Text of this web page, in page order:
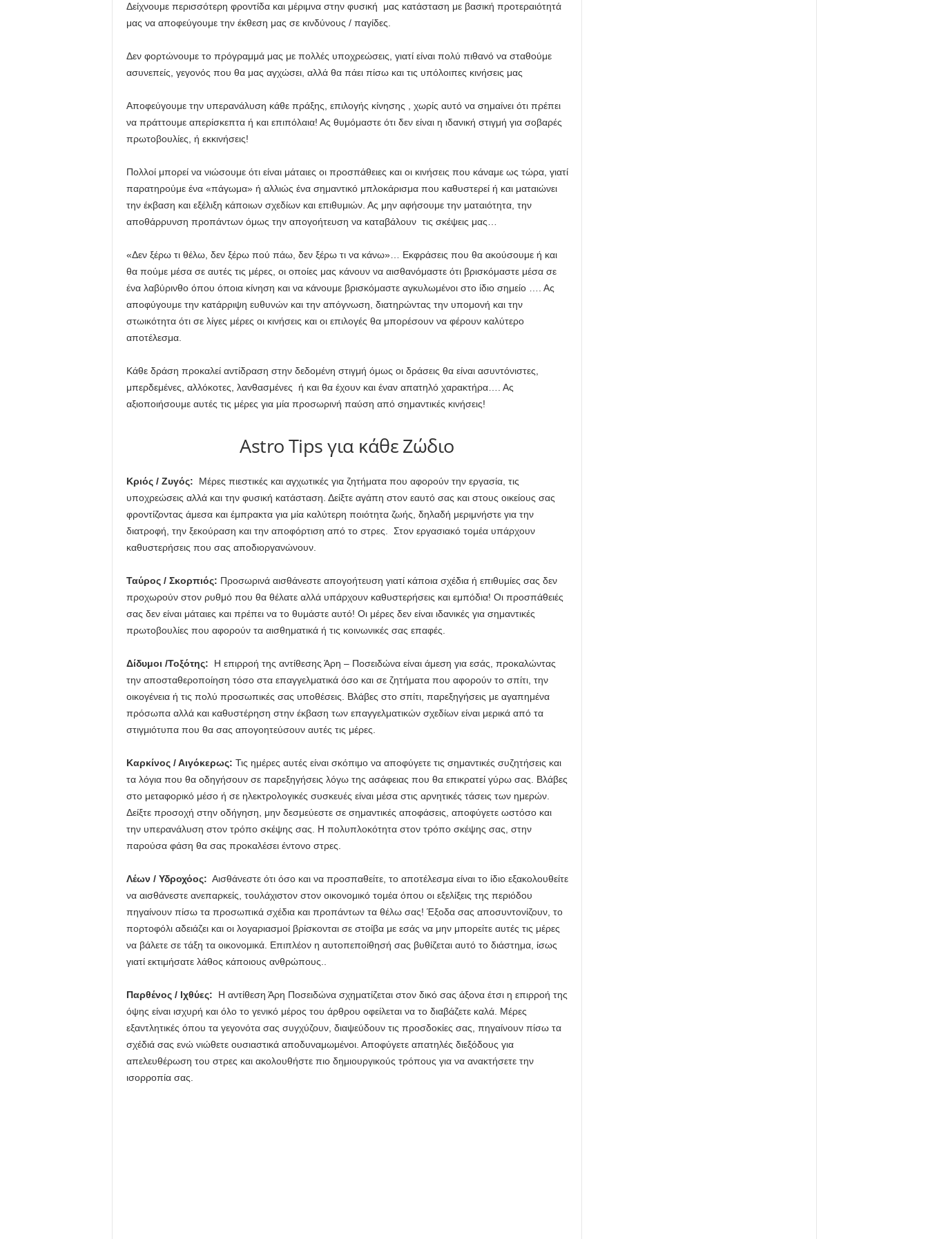
Δείχνουμε περισσότερη φροντίδα και μέριμνα στην φυσική μας κατάσταση με βασική προτεραιότητά
μας να αποφεύγουμε την έκθεση μας σε κινδύνους / παγίδες.
Δεν φορτώνουμε το πρόγραμμά μας με πολλές υποχρεώσεις, γιατί είναι πολύ πιθανό να σταθούμε
ασυνεπείς, γεγονός που θα μας αγχώσει, αλλά θα πάει πίσω και τις υπόλοιπες κινήσεις μας
Αποφεύγουμε την υπερανάλυση κάθε πράξης, επιλογής κίνησης , χωρίς αυτό να σημαίνει ότι πρέπει
να πράττουμε απερίσκεπτα ή και επιπόλαια! Ας θυμόμαστε ότι δεν είναι η ιδανική στιγμή για σοβαρές
πρωτοβουλίες, ή εκκινήσεις!
Πολλοί μπορεί να νιώσουμε ότι είναι μάταιες οι προσπάθειες και οι κινήσεις που κάναμε ως τώρα, γιατί
παρατηρούμε ένα «πάγωμα» ή αλλιώς ένα σημαντικό μπλοκάρισμα που καθυστερεί ή και ματαιώνει
την έκβαση και εξέλιξη κάποιων σχεδίων και επιθυμιών. Ας μην αφήσουμε την ματαιότητα, την
αποθάρρυνση προπάντων όμως την απογοήτευση να καταβάλουν τις σκέψεις μας…
«Δεν ξέρω τι θέλω, δεν ξέρω πού πάω, δεν ξέρω τι να κάνω»… Εκφράσεις που θα ακούσουμε ή και
θα πούμε μέσα σε αυτές τις μέρες, οι οποίες μας κάνουν να αισθανόμαστε ότι βρισκόμαστε μέσα σε
ένα λαβύρινθο όπου όποια κίνηση και να κάνουμε βρισκόμαστε αγκυλωμένοι στο ίδιο σημείο …. Ας
αποφύγουμε την κατάρριψη ευθυνών και την απόγνωση, διατηρώντας την υπομονή και την
στωικότητα ότι σε λίγες μέρες οι κινήσεις και οι επιλογές θα μπορέσουν να φέρουν καλύτερο
αποτέλεσμα.
Κάθε δράση προκαλεί αντίδραση στην δεδομένη στιγμή όμως οι δράσεις θα είναι ασυντόνιστες,
μπερδεμένες, αλλόκοτες, λανθασμένες ή και θα έχουν και έναν απατηλό χαρακτήρα…. Ας
αξιοποιήσουμε αυτές τις μέρες για μία προσωρινή παύση από σημαντικές κινήσεις!
Astro Tips για κάθε Ζώδιο
Κριός / Ζυγός: Μέρες πιεστικές και αγχωτικές για ζητήματα που αφορούν την εργασία, τις
υποχρεώσεις αλλά και την φυσική κατάσταση. Δείξτε αγάπη στον εαυτό σας και στους οικείους σας
φροντίζοντας άμεσα και έμπρακτα για μία καλύτερη ποιότητα ζωής, δηλαδή μεριμνήστε για την
διατροφή, την ξεκούραση και την αποφόρτιση από το στρες. Στον εργασιακό τομέα υπάρχουν
καθυστερήσεις που σας αποδιοργανώνουν.
Ταύρος / Σκορπιός: Προσωρινά αισθάνεστε απογοήτευση γιατί κάποια σχέδια ή επιθυμίες σας δεν
προχωρούν στον ρυθμό που θα θέλατε αλλά υπάρχουν καθυστερήσεις και εμπόδια! Οι προσπάθειές
σας δεν είναι μάταιες και πρέπει να το θυμάστε αυτό! Οι μέρες δεν είναι ιδανικές για σημαντικές
πρωτοβουλίες που αφορούν τα αισθηματικά ή τις κοινωνικές σας επαφές.
Δίδυμοι /Τοξότης: Η επιρροή της αντίθεσης Άρη – Ποσειδώνα είναι άμεση για εσάς, προκαλώντας
την αποσταθεροποίηση τόσο στα επαγγελματικά όσο και σε ζητήματα που αφορούν το σπίτι, την
οικογένεια ή τις πολύ προσωπικές σας υποθέσεις. Βλάβες στο σπίτι, παρεξηγήσεις με αγαπημένα
πρόσωπα αλλά και καθυστέρηση στην έκβαση των επαγγελματικών σχεδίων είναι μερικά από τα
στιγμιότυπα που θα σας απογοητεύσουν αυτές τις μέρες.
Καρκίνος / Αιγόκερως: Τις ημέρες αυτές είναι σκόπιμο να αποφύγετε τις σημαντικές συζητήσεις και
τα λόγια που θα οδηγήσουν σε παρεξηγήσεις λόγω της ασάφειας που θα επικρατεί γύρω σας. Βλάβες
στο μεταφορικό μέσο ή σε ηλεκτρολογικές συσκευές είναι μέσα στις αρνητικές τάσεις των ημερών.
Δείξτε προσοχή στην οδήγηση, μην δεσμεύεστε σε σημαντικές αποφάσεις, αποφύγετε ωστόσο και
την υπερανάλυση στον τρόπο σκέψης σας. Η πολυπλοκότητα στον τρόπο σκέψης σας, στην
παρούσα φάση θα σας προκαλέσει έντονο στρες.
Λέων / Υδροχόος: Αισθάνεστε ότι όσο και να προσπαθείτε, το αποτέλεσμα είναι το ίδιο εξακολουθείτε
να αισθάνεστε ανεπαρκείς, τουλάχιστον στον οικονομικό τομέα όπου οι εξελίξεις της περιόδου
πηγαίνουν πίσω τα προσωπικά σχέδια και προπάντων τα θέλω σας! Έξοδα σας αποσυντονίζουν, το
πορτοφόλι αδειάζει και οι λογαριασμοί βρίσκονται σε στοίβα με εσάς να μην μπορείτε αυτές τις μέρες
να βάλετε σε τάξη τα οικονομικά. Επιπλέον η αυτοπεποίθησή σας βυθίζεται αυτό το διάστημα, ίσως
γιατί εκτιμήσατε λάθος κάποιους ανθρώπους..
Παρθένος / Ιχθύες: Η αντίθεση Άρη Ποσειδώνα σχηματίζεται στον δικό σας άξονα έτσι η επιρροή της
όψης είναι ισχυρή και όλο το γενικό μέρος του άρθρου οφείλεται να το διαβάζετε καλά. Μέρες
εξαντλητικές όπου τα γεγονότα σας συγχύζουν, διαψεύδουν τις προσδοκίες σας, πηγαίνουν πίσω τα
σχέδιά σας ενώ νιώθετε ουσιαστικά αποδυναμωμένοι. Αποφύγετε απατηλές διεξόδους για
απελευθέρωση του στρες και ακολουθήστε πιο δημιουργικούς τρόπους για να ανακτήσετε την
ισορροπία σας.